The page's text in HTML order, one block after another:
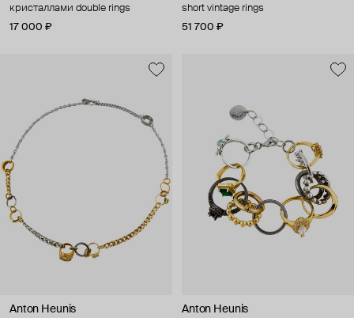
кристаллами double rings
17 000 ₽
short vintage rings
51 700 ₽
Anton Heunis Anton Heunis